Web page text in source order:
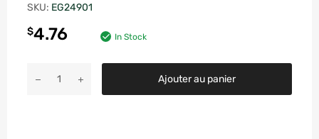
SKU: EG24901
$4.76 In Stock
Ajouter au panier